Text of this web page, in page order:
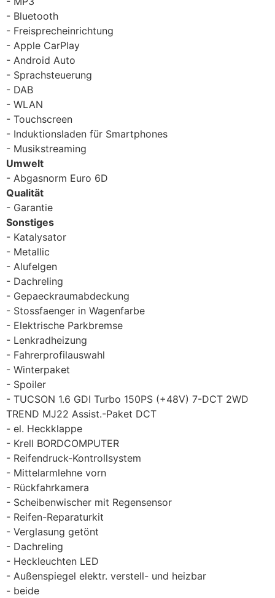
Bluetooth
Freisprecheinrichtung
Apple CarPlay
Android Auto
Sprachsteuerung
DAB
WLAN
Touchscreen
Induktionsladen für Smartphones
Musikstreaming
Umwelt
Abgasnorm Euro 6D
Qualität
Garantie
Sonstiges
Katalysator
Metallic
Alufelgen
Dachreling
Gepaeckraumabdeckung
Stossfaenger in Wagenfarbe
Elektrische Parkbremse
Lenkradheizung
Fahrerprofilauswahl
Winterpaket
Spoiler
TUCSON 1.6 GDI Turbo 150PS (+48V) 7-DCT 2WD
TREND MJ22 Assist.-Paket DCT
el. Heckklappe
Krell BORDCOMPUTER
Reifendruck-Kontrollsystem
Mittelarmlehne vorn
Rückfahrkamera
Scheibenwischer mit Regensensor
Reifen-Reparaturkit
Verglasung getönt
Dachreling
Heckleuchten LED
Außenspiegel elektr. verstell- und heizbar
beide